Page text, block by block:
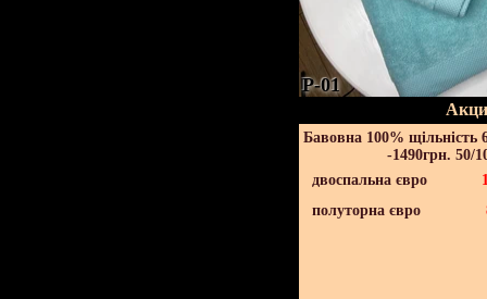
P-01
Бавовна 100% щільність
-1490грн. 50/
двоспальна євро
полуторна євро